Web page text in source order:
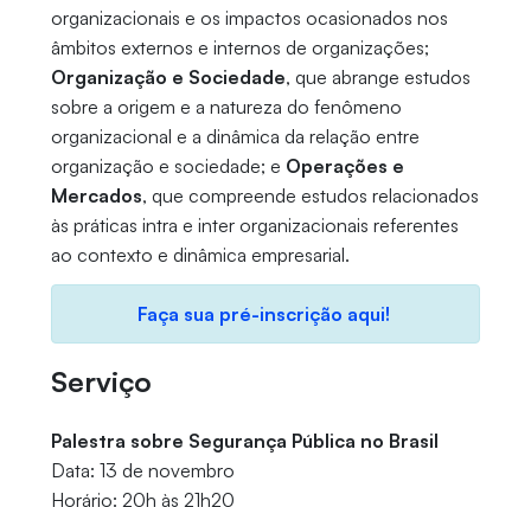
organizacionais e os impactos ocasionados nos
âmbitos externos e internos de organizações;
Organização e Sociedade, que abrange estudos
sobre a origem e a natureza do fenômeno
organizacional e a dinâmica da relação entre
organização e sociedade; e Operações e
Mercados, que compreende estudos relacionados
às práticas intra e inter organizacionais referentes
ao contexto e dinâmica empresarial.
Faça sua pré-inscrição aqui!
Serviço
Palestra sobre Segurança Pública no Brasil
Data: 13 de novembro
Horário: 20h às 21h20